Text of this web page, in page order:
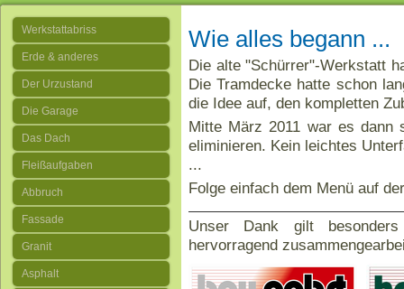
Werkstattabriss
Erde & anderes
Der Urzustand
Die Garage
Das Dach
Fleißaufgaben
Abbruch
Fassade
Granit
Asphalt
Wie alles begann ...
Die alte "Schürrer"-Werkstatt
Die Tramdecke hatte schon
die Idee auf, den kompletten
Mitte März 2011 war es dann
eliminieren. Kein leichtes
...
Folge einfach dem Menü auf
Unser Dank gilt
hervorragend